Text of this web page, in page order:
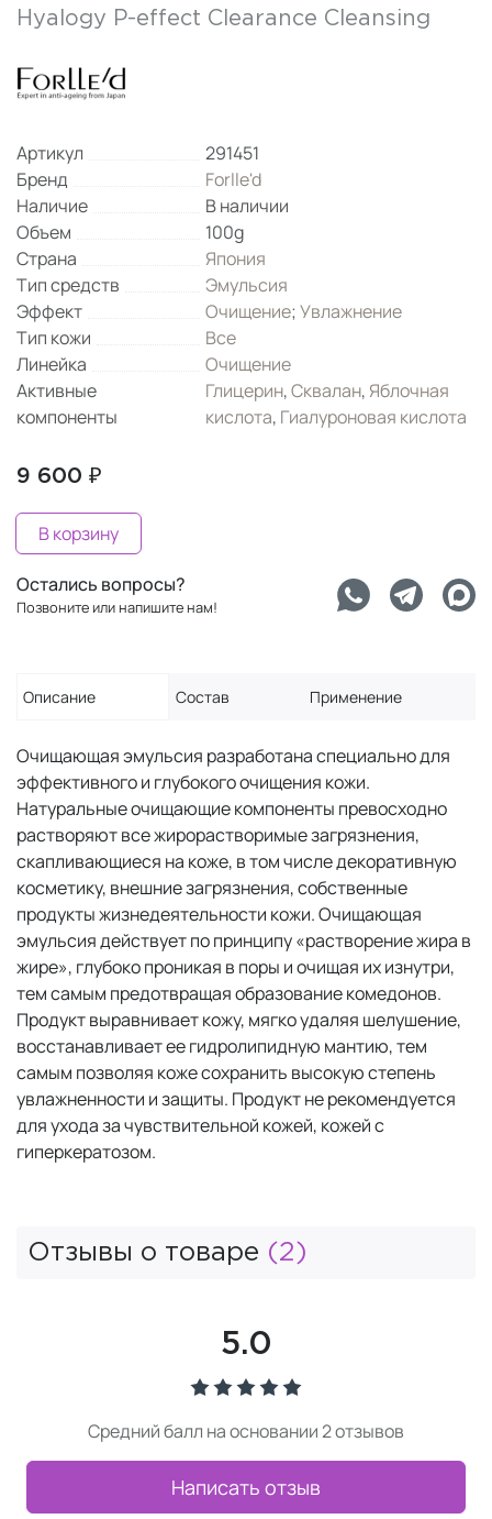
Hyalogy P-effect Clearance Cleansing
Артикул
291451
Бренд
Forlle'd
Наличие
В наличии
Объем
100g
Страна
Япония
Тип средств
Эмульсия
Эффект
Очищение;Увлажнение
Тип кожи
Все
Линейка
Очищение
Активные
компоненты
Глицерин,Сквалан, Яблочная
кислота, Гиалуроновая кислота
9 600 ₽
В корзину
Остались вопросы?
Позвоните или напишите нам!
Описание Состав Применение
Очищающая эмульсия разработана специально для
эффективного и глубокого очищения кожи.
Натуральные очищающие компоненты превосходно
растворяют все жирорастворимые загрязнения,
скапливающиеся на коже, в том числе декоративную
косметику, внешние загрязнения, собственные
продукты жизнедеятельности кожи. Очищающая
эмульсия действует по принципу «растворение жира в
жире», глубоко проникая в поры и очищая их изнутри,
тем самым предотвращая образование комедонов.
Продукт выравнивает кожу, мягко удаляя шелушение,
восстанавливает ее гидролипидную мантию, тем
самым позволяя коже сохранить высокую степень
увлажненности и защиты. Продукт не рекомендуется
для ухода за чувствительной кожей, кожей с
гиперкератозом.
Отзывы о товаре (2)
5.0
Средний балл на основании 2 отзывов
Написать отзыв